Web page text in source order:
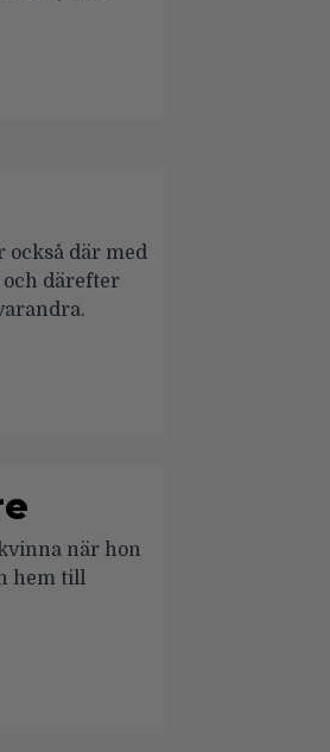
också där med
därefter
när hon
hem till